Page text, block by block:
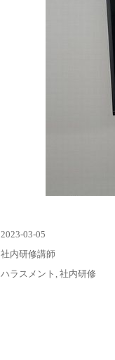
投
稿
2023-03-05
カ
社内研修講師
タ
ハラスメント 社内研修